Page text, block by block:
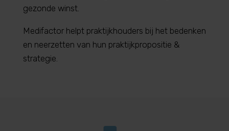
gezonde winst.
Medifactor helpt praktijkhouders bij het bedenken
en neerzetten van hun praktijkpropositie &
strategie.